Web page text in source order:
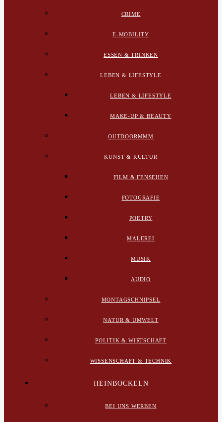
CRIME
E-MOBILITY
ESSEN & TRINKEN
LEBEN & LIFESTYLE
LEBEN & LIFESTYLE
MAKE-UP & BEAUTY
OUTDOORMMM
KUNST & KULTUR
FILM & FENSEHEN
FOTOGRAFIE
POETRY
MALEREI
MUSIK
AUDIO
MONTAGSCHNIPSEL
NATUR & UMWELT
POLITIK & WIRTSCHAFT
WISSENSCHAFT & TECHNIK
HEINBOCKELN
BEI UNS WERBEN